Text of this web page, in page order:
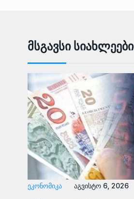
Მსგავსი Სიახლეები
ᲔᲙᲝᲜᲝᲛᲘᲙᲐ აგვისტო 6, 2026